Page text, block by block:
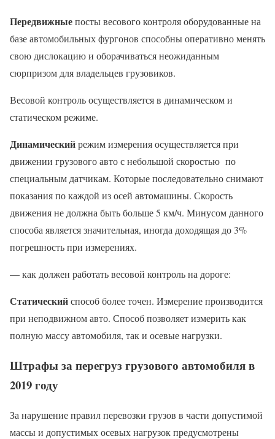
Передвижныепосты весового контроля оборудованные на
базе автомобильных фургонов способны оперативно менять
свою дислокацию и оборачиваться неожиданным
сюрпризом для владельцев грузовиков.
Весовой контроль осуществляется в динамическом и
статическом режиме.
Динамическийрежим измерения осуществляется при
движении грузового авто с небольшой скоростью по
специальным датчикам. Которые последовательно снимают
показания по каждой из осей автомашины. Скорость
движения не должна быть больше 5 км/ч. Минусом данного
способа является значительная, иногда доходящая до 3%
погрешность при измерениях.
— как должен работать весовой контроль на дороге:
Статическийспособ более точен. Измерение производится
при неподвижном авто. Способ позволяет измерить как
полную массу автомобиля, так и осевые нагрузки.
Штрафы за перегруз грузового автомобиля в
2019 году
За нарушение правил перевозки грузов в части допустимой
массы и допустимых осевых нагрузок предусмотрены